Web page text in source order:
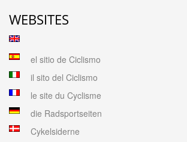
WEBSITES
el sitio de Ciclismo
il sito del Ciclismo
le site du Cyclisme
die Radsportseiten
Cykelsiderne